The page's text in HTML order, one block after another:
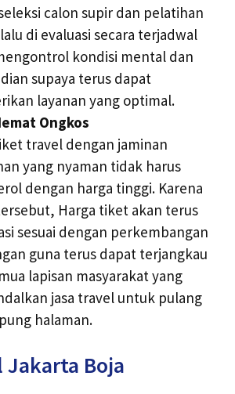
calon supir dan pelatihan
di evaluasi secara terjadwal
kondisi mental dan
supaya terus dapat
layanan yang optimal.
Ongkos
travel dengan jaminan
yang nyaman tidak harus
dengan harga tinggi. Karena
Harga tiket akan terus
sesuai dengan perkembangan
guna terus dapat terjangkau
lapisan masyarakat yang
jasa travel untuk pulang
halaman.
Jakarta Boja